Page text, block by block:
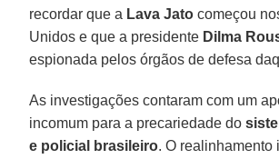
recordar que a Lava Jato começou
Unidos e que a presidente Dilma
espionada pelos órgãos de defesa
As investigações contaram com um
incomum para a precariedade do
e policial brasileiro. O realinhamento